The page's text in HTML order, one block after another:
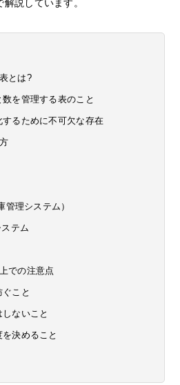
説しています。
とは?
を管理する表のこと
するために不可欠な存在
管理システム）
テム
での注意点
こと
ないこと
決めること